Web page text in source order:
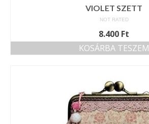
VIOLET SZETT
NOT RATED
8.400 Ft
KOSÁRBA TESZEM